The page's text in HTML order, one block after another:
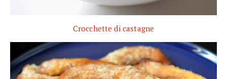
Crocchette di castagne